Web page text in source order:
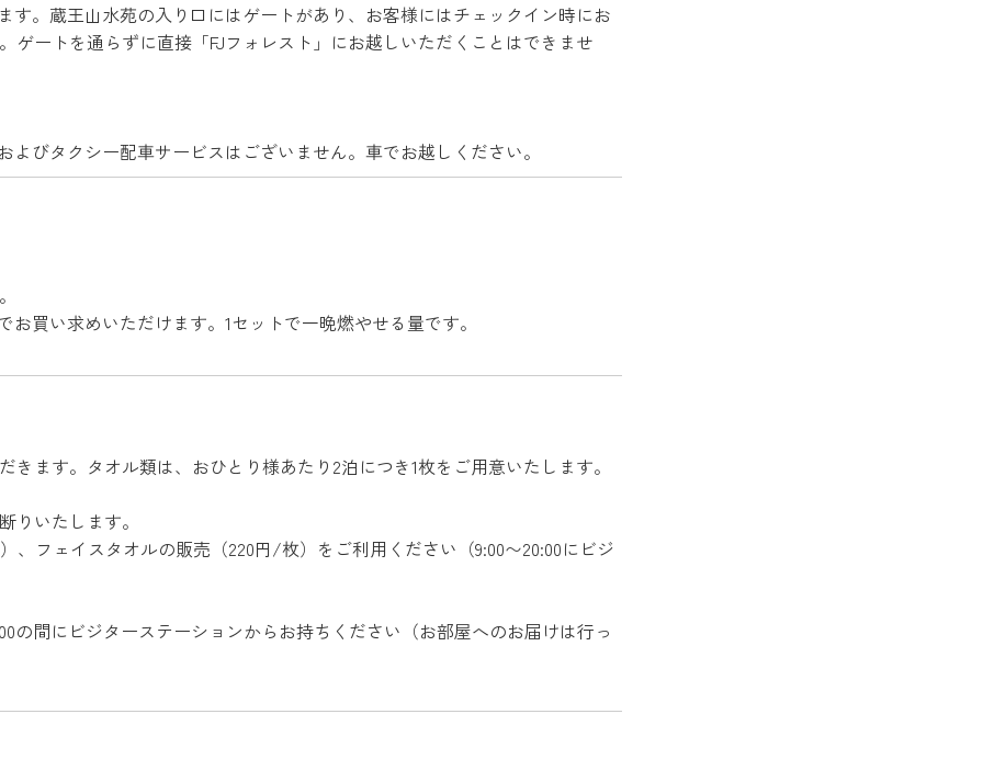
。蔵王山水苑の入り口にはゲートがあり、お客様にはチェックイン時にお
ートを通らずに直接「FJフォレスト」にお越しいただくことはできませ
びタクシー配車サービスはございません。車でお越しください。
買い求めいただけます。1セットで一晩燃やせる量です。
ます。タオル類は、おひとり様あたり2泊につき1枚をご用意いたします。
りいたします。
フェイスタオルの販売（220円/枚）をご利用ください（9:00〜20:00にビジ
の間にビジターステーションからお持ちください（お部屋へのお届けは行っ